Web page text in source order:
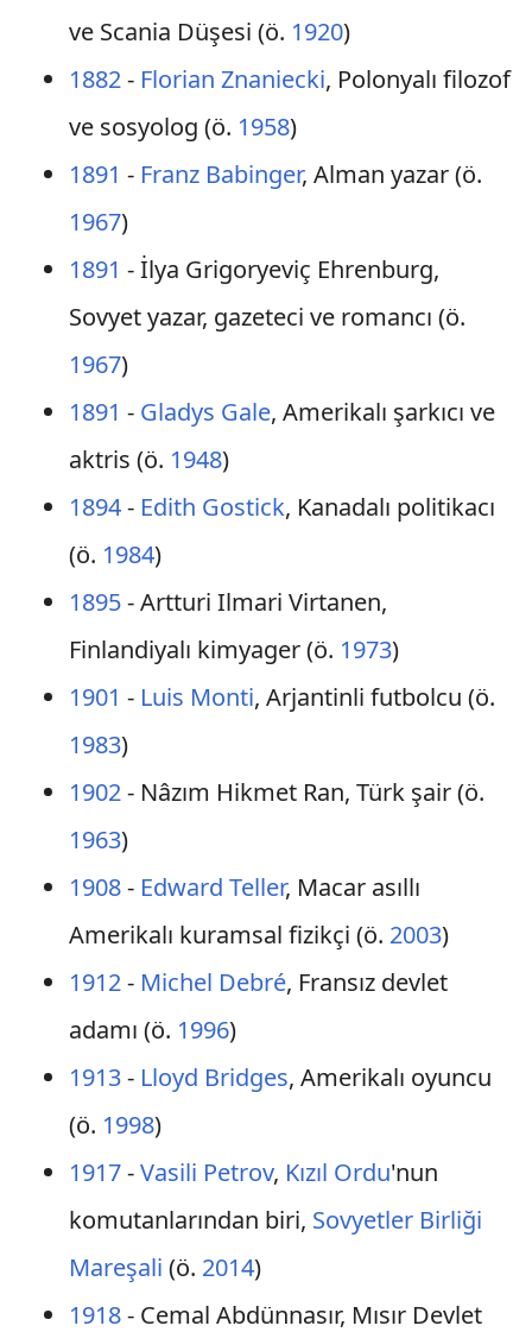
ve Scania Düşesi (ö. 1920)
1882- Florian Znaniecki, Polonyalı filozof
ve sosyolog (ö. 1958)
1891 - Franz Babinger, Alman yazar (ö.
1967)
1891 - İlya Grigoryeviç Ehrenburg,
Sovyet yazar, gazeteci ve romancı (ö.
1967)
1891 - Gladys Gale, Amerikalı şarkıcı ve
aktris (ö. 1948)
1894- Edith Gostick, Kanadalı politikacı
(ö. 1984)
1895- Artturi Ilmari Virtanen,
Finlandiyalı kimyager (ö. 1973)
1901 - Luis Monti, Arjantinli futbolcu (ö.
1983)
1902- Nâzım Hikmet Ran, Türk şair (ö.
1963)
1908- Edward Teller, Macar asıllı
Amerikalı kuramsal fizikçi (ö. 2003)
1912- Michel Debré, Fransız devlet
adamı (ö. 1996)
1913- Lloyd Bridges, Amerikalı oyuncu
(ö. 1998)
1917-Vasili Petrov, Kızıl Ordu'nun
komutanlarından biri, Sovyetler Birliği
Mareşali (ö. 2014)
1918- Cemal Abdünnasır, Mısır Devlet